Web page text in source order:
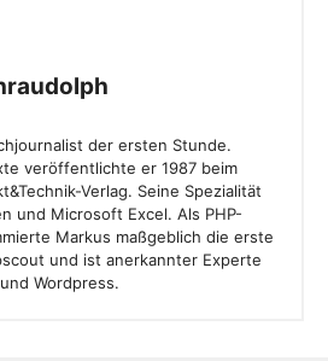
der ersten Stunde.
veröffentlichte er 1987 beim
Verlag. Seine Spezialität
und Microsoft Excel. Als PHP-
Markus maßgeblich die erste
und ist anerkannter Experte
Wordpress.